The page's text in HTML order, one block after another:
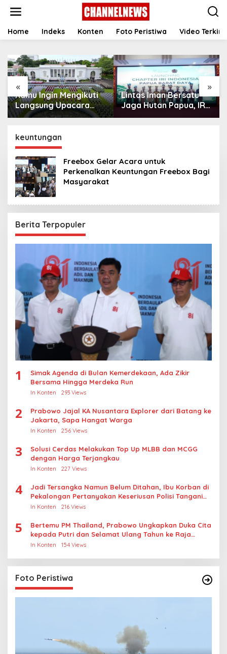
t
Home Indeks Konten Foto Peristiwa Video Terkini
« »
Kamu Ingin Mengikuti
Langsung Upacara
HUT Ke-81
Istana? Ini Link
Pendaftaran Resminya
di Sini
Lintas Iman Bersatu
Jaga Hutan Papua, IRI
Indonesia Resmikan
keuntungan
Freebox Gelar Acara untuk
Perkenalkan Keuntungan Freebox Bagi
Masyarakat
Berita Terpopuler
1
Simak Agenda di Bulan Kemerdekaan, Ada Zikir
Bersama Hingga Merdeka Run
In Konten 293 Views
2
Prabowo Jajal KA Nusantara Explorer dari Batang ke
Jakarta, Sapa Hangat Warga
In Konten 256 Views
3
Solusi Cerdas Melakukan Top Up MLBB dan MCGG
dengan Harga Terjangkau
In Konten 227 Views
4
Jadi Tersangka Namun Belum Ditahan, Ibu Korban di
Pekalongan Pertanyakan Keseriusan Polisi Tangani
Kasus Rudapksa Sampai Anaknya Hamil
In Konten 216 Views
5
Bertemu PM Thailand, Prabowo Ungkapkan Duka Cita
kepada Putri dan Selamat Ulang Tahun ke Raja
Thailand
In Konten 154 Views
Foto Peristiwa